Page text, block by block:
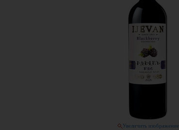
Увеличить изображение